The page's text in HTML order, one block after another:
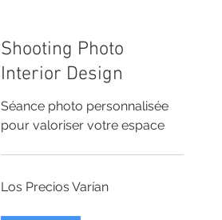
Shooting Photo
Interior Design
Séance photo personnalisée
pour valoriser votre espace
Precios
Los Precios Varían